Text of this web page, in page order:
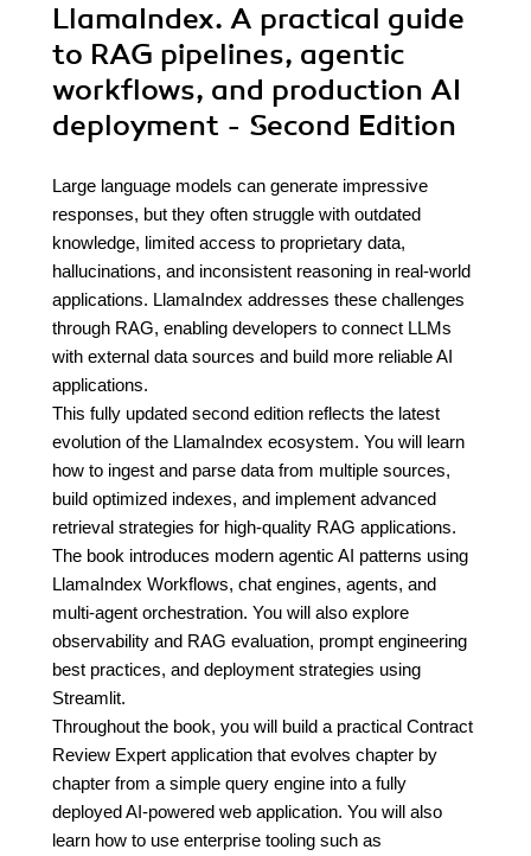
LlamaIndex. A practical guide
to RAG pipelines, agentic
workflows, and production AI
deployment - Second Edition
Large language models can generate impressive
responses, but they often struggle with outdated
knowledge, limited access to proprietary data,
hallucinations, and inconsistent reasoning in real-world
applications. LlamaIndex addresses these challenges
through RAG, enabling developers to connect LLMs
with external data sources and build more reliable AI
applications.
This fully updated second edition reflects the latest
evolution of the LlamaIndex ecosystem. You will learn
how to ingest and parse data from multiple sources,
build optimized indexes, and implement advanced
retrieval strategies for high-quality RAG applications.
The book introduces modern agentic AI patterns using
LlamaIndex Workflows, chat engines, agents, and
multi-agent orchestration. You will also explore
observability and RAG evaluation, prompt engineering
best practices, and deployment strategies using
Streamlit.
Throughout the book, you will build a practical Contract
Review Expert application that evolves chapter by
chapter from a simple query engine into a fully
deployed AI-powered web application. You will also
learn how to use enterprise tooling such as